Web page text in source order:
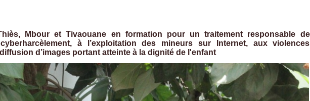
Mbour et Tivaouane en formation pour un traitement responsable de
à l’exploitation des mineurs sur Internet, aux violences
d’images portant atteinte à la dignité de l'enfant